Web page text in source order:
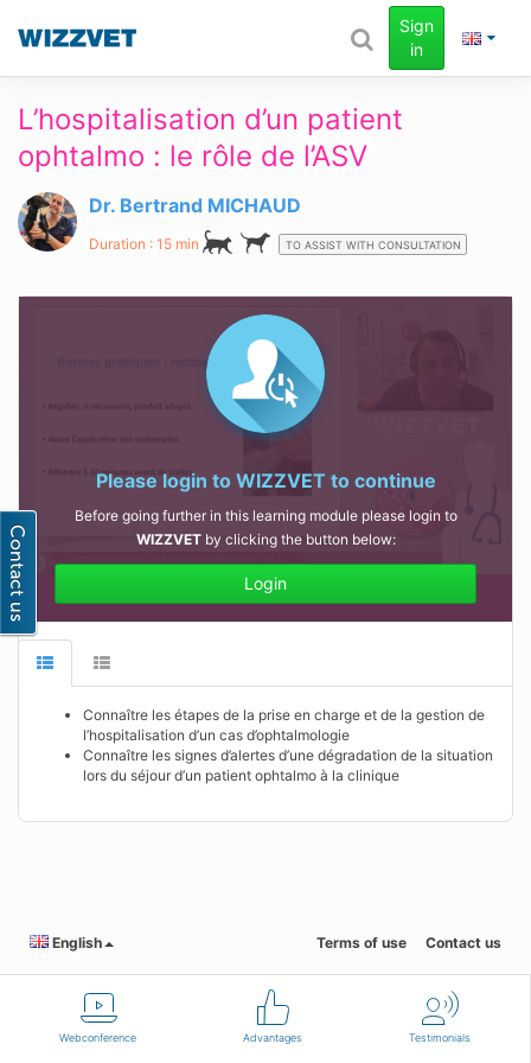
Webconference Advantages Testimonials
Sign
in
L’hospitalisation d’un patient
ophtalmo : le rôle de l’ASV
Dr. Bertrand MICHAUD
Duration : 15 min TO ASSIST WITH CONSULTATION
Please login to WIZZVET to continue
Before going further in this learning module please login to
WIZZVETby clicking the button below:
Login
Connaître les étapes de la prise en charge et de la gestion de
l’hospitalisation d’un cas d’ophtalmologie
Connaître les signes d’alertes d’une dégradation de la situation
lors du séjour d’un patient ophtalmo à la clinique
English Terms of use Contact us